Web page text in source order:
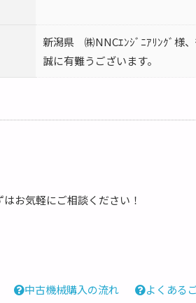
新潟県 ㈱NNCｴﾝｼﾞﾆｱﾘﾝｸﾞ様
誠に有難うございます。
お気軽にご相談ください！
中古機械購入の流れ よくある